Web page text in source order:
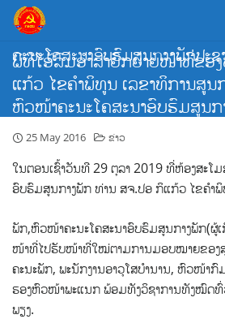
Skip
content
ຄະນະໂຄສະນາອົບຮົມສູນກາງພັກປະ
ພິທີໂອ້ລົມອຳລາຍົກຍ້າຍໜ້າທີ່ຂອ
ແກ້ວ ໄຂຄຳພິທູນ ເລຂາທິການສູນ
ຫົວໜ້າຄະນະໂຄສະນາອົບຮົມສູນກ
25 May 2016 ຂ່າວ
ໃນຕອນເຊົ້າວັນທີ 29 ຕຸລາ 2019 ທີ່ຫ້ອງສະໂ
ອົບຮົມສູນກາງພັກ ທ່ານ ສຈ.ປອ ກິແກ້ວ ໄຂຄຳ
ພັກ,ຫົວໜ້າຄະນະໂຄສະນາອົບຮົມສູນກາງພັກ(ຜູ້ເ
ໜ້າທີ່ໄປຮັບໜ້າທີ່ໃໝ່ຕາມການມອບໝາຍຂອງສູ
ຄະນະພັກ, ພະນັກງານອາວຸໂສບຳນານ, ຫົວໜ້າ
ຮອງຫົວໜ້າພະແນກ ພ້ອມທັງວິຊາການທັງໝົດທົ່
ພຽງ.